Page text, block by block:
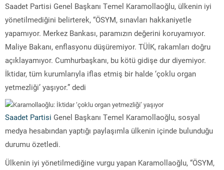
Saadet Partisi Genel Başkanı Temel Karamollaoğlu, ülkenin iyi
yönetilmediğini belirterek, “ÖSYM, sınavları hakkaniyetle
yapamıyor. Merkez Bankası, paramızın değerini koruyamıyor.
Maliye Bakanı, enflasyonu düşüremiyor. TÜİK, rakamları doğru
açıklayamıyor. Cumhurbaşkanı, bu kötü gidişe dur diyemiyor.
İktidar, tüm kurumlarıyla iflas etmiş bir halde ‘çoklu organ
yetmezliği’ yaşıyor.” dedi
Saadet Partisi Genel Başkanı Temel Karamollaoğlu, sosyal
medya hesabından yaptığı paylaşımla ülkenin içinde bulunduğu
durumu özetledi.
Ülkenin iyi yönetilmediğine vurgu yapan Karamollaoğlu, “ÖSYM,